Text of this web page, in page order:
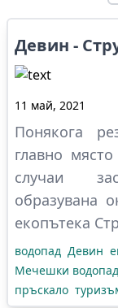
Девин -
11 май, 2021
Понякога
главно
случаи
образувана
екопътека
водопад Девин
Мечешки водопад
пръскало